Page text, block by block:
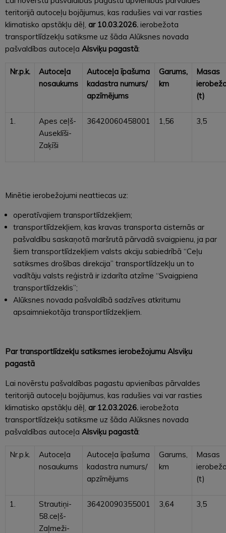
teritorijā autoceļu bojājumus, kas radušies vai var rasties
klimatisko apstākļu dēļ, ar 10.03.2026. ierobežota
transportlīdzekļu satiksme uz šāda Alūksnes novada
pašvaldības autoceļa Alsviķu pagastā:
Nr.p.k.
Autoceļa
nosaukums
Autoceļa īpašuma
kadastra numurs/
apzīmējums
Garums,
km
Masas
(t)
1.
Apes ceļš-
Auseklīši-
Zaķīši
36420060458001 1,56 3,5
Minētie ierobežojumi neattiecas uz:
operatīvajiem transportlīdzekļiem;
transportlīdzekļiem, kas kravas transporta cisternās ar
pašvaldību saskaņotā maršrutā pārvadā svaigpienu, ja par
šiem transportlīdzekļiem valsts akciju sabiedrībā “Ceļu
satiksmes drošības direkcija” transportlīdzekļu un to
vadītāju valsts reģistrā ir izdarīta atzīme “Svaigpiena
transportlīdzeklis”;
Alūksnes novada pašvaldībā sadzīves atkritumu
apsaimniekotāja transportlīdzekļiem.
Par transportlīdzekļu satiksmes ierobežojumu Alsviķu
pagastā
Lai novērstu pašvaldības pagastu apvienības pārvaldes
teritorijā autoceļu bojājumus, kas radušies vai var rasties
klimatisko apstākļu dēļ, ar 12.03.2026. ierobežota
transportlīdzekļu satiksme uz šāda Alūksnes novada
pašvaldības autoceļa Alsviķu pagastā:
Nr.p.k.
Autoceļa
nosaukums
Autoceļa īpašuma
kadastra numurs/
apzīmējums
Garums,
km
Masas
(t)
1.
Strautiņi-
58.ceļš-
Zaļmeži-
36420090355001 3,64 3,5